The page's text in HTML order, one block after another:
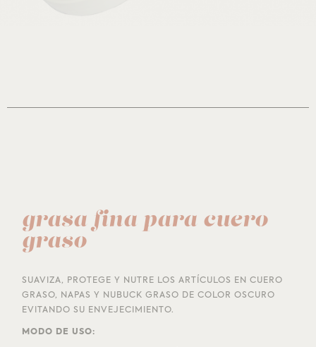
grasa fina para cuero
graso
SUAVIZA, PROTEGE Y NUTRE LOS ARTÍCULOS EN CUERO
GRASO, NAPAS Y NUBUCK GRASO DE COLOR OSCURO
EVITANDO SU ENVEJECIMIENTO.
MODO DE USO: